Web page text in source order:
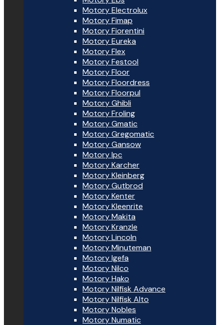
Motory Electrolux
Motory Fimap
Motory Fiorentini
Motory Eureka
Motory Flex
Motory Festool
Motory Floor
Motory Floordress
Motory Floorpul
Motory Ghibli
Motory Froling
Motory Gmatic
Motory Gregomatic
Motory Gansow
Motory Ipc
Motory Karcher
Motory Kleinberg
Motory Gutbrod
Motory Kenter
Motory Kleenrite
Motory Makita
Motory Kranzle
Motory Lincoln
Motory Minuteman
Motory Igefa
Motory Nilco
Motory Hako
Motory Nilfisk Advance
Motory Nilfisk Alto
Motory Nobles
Motory Numatic